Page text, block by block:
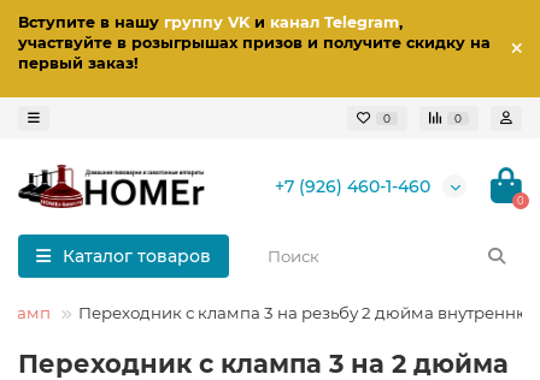
Вступите в нашу группу VKи канал Telegram,
участвуйте в розыгрышах призов и получите скидку на
первый заказ!
0 0
+7 (926) 460-1-460
0
Каталог товаров
Переходник с клампа 3 на резьбу 2 дюйма
Переходник с клампа 3 на 2 дюйма